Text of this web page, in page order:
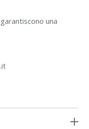
una